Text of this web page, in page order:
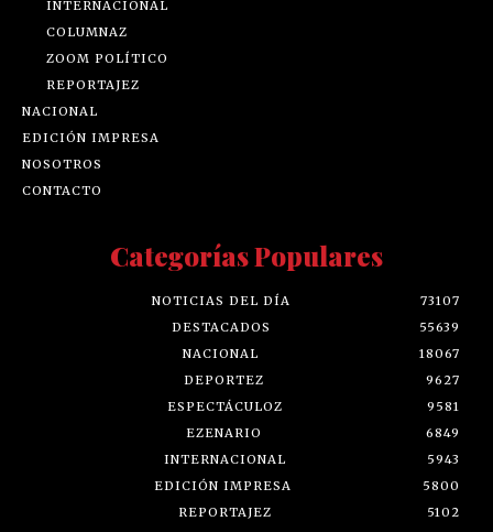
INTERNACIONAL
COLUMNAZ
ZOOM POLÍTICO
REPORTAJEZ
NACIONAL
EDICIÓN IMPRESA
NOSOTROS
CONTACTO
Categorías Populares
NOTICIAS DEL DÍA
73107
DESTACADOS
55639
NACIONAL
18067
DEPORTEZ
9627
ESPECTÁCULOZ
9581
EZENARIO
6849
INTERNACIONAL
5943
EDICIÓN IMPRESA
5800
REPORTAJEZ
5102